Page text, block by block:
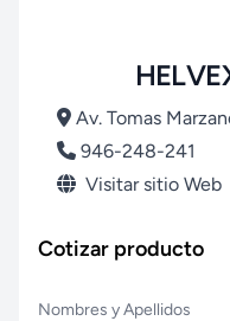
Av. Tomas
946-248-241
Visitar sitio Web
Cotizar producto
Nombres y Apellidos